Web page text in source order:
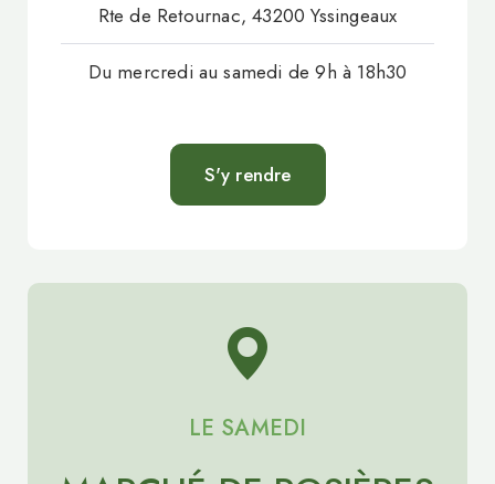
Rte de Retournac, 43200 Yssingeaux
Du mercredi au samedi de 9h à 18h30
S'y rendre
LE SAMEDI